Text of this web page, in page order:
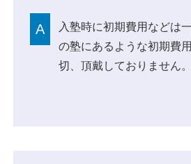
A
入塾時に初期費用などは
の塾にあるような初期費
切、頂戴しておりません